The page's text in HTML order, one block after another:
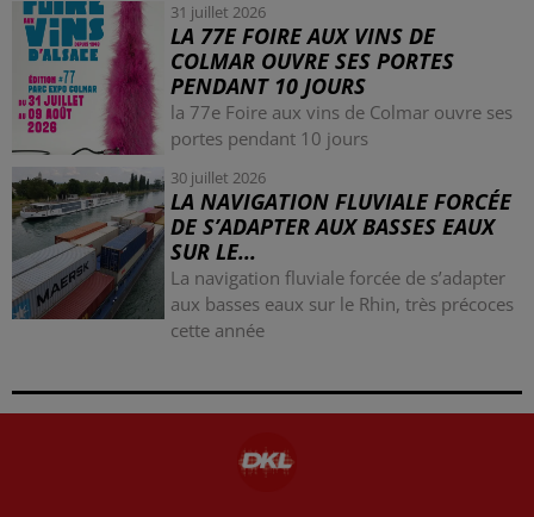
31 juillet 2026
LA 77E FOIRE AUX VINS DE
COLMAR OUVRE SES PORTES
PENDANT 10 JOURS
la 77e Foire aux vins de Colmar ouvre ses
portes pendant 10 jours
30 juillet 2026
LA NAVIGATION FLUVIALE FORCÉE
DE S’ADAPTER AUX BASSES EAUX
SUR LE...
La navigation fluviale forcée de s’adapter
aux basses eaux sur le Rhin, très précoces
cette année